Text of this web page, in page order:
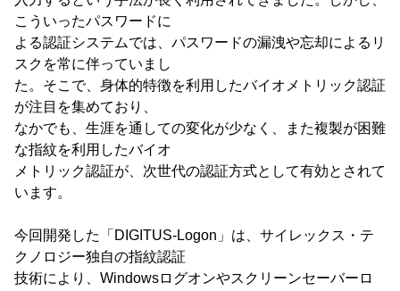
こういったパスワードに
よる認証システムでは、パスワードの漏洩や忘却によるリ
スクを常に伴っていまし
た。そこで、身体的特徴を利用したバイオメトリック認証
が注目を集めており、
なかでも、生涯を通しての変化が少なく、また複製が困難
な指紋を利用したバイオ
メトリック認証が、次世代の認証方式として有効とされて
います。
今回開発した「DIGITUS-Logon」は、サイレックス・テ
クノロジー独自の指紋認証
技術により、Windowsログオンやスクリーンセーバーロ